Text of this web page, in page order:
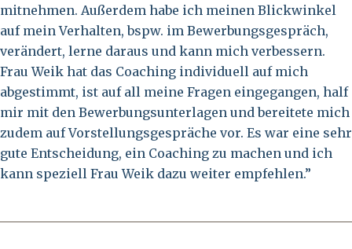
mitnehmen. Außerdem habe ich meinen Blickwinkel
auf mein Verhalten, bspw. im Bewerbungsgespräch,
verändert, lerne daraus und kann mich verbessern.
Frau Weik hat das Coaching individuell auf mich
abgestimmt, ist auf all meine Fragen eingegangen, half
mir mit den Bewerbungsunterlagen und bereitete mich
zudem auf Vorstellungsgespräche vor. Es war eine sehr
gute Entscheidung, ein Coaching zu machen und ich
kann speziell Frau Weik dazu weiter empfehlen.”